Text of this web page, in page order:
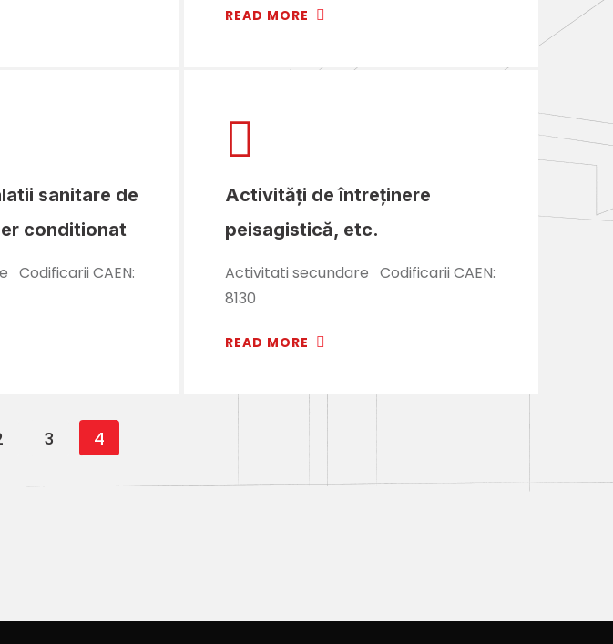
READ MORE
sanitare de
conditionat
Codificarii CAEN:
Activităţi de întreţinere
peisagistică, etc.
Activitati secundare Codificarii CAEN:
8130
READ MORE
3 4